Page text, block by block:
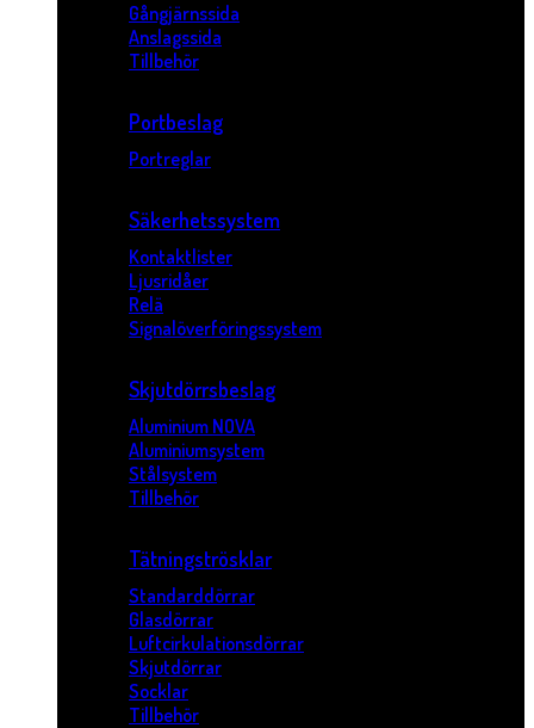
Gångjärnssida
Anslagssida
Tillbehör
Portbeslag
Portreglar
Säkerhetssystem
Kontaktlister
Ljusridåer
Relä
Signalöverföringssystem
Skjutdörrsbeslag
Aluminium NOVA
Aluminiumsystem
Stålsystem
Tillbehör
Tätningströsklar
Standarddörrar
Glasdörrar
Luftcirkulationsdörrar
Skjutdörrar
Socklar
Tillbehör